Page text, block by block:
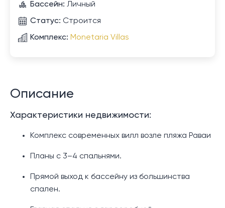
Бассейн: Личный
Статус: Строится
Комплекс: Monetaria Villas
Описание
Характеристики недвижимости:
Комплекс современных вилл возле пляжа Раваи
Планы с 3–4 спальнями.
Прямой выход к бассейну из большинства
спален.